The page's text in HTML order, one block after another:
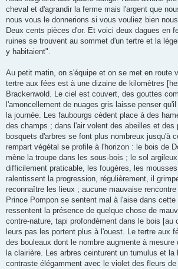
cheval et d'agrandir la ferme mais l'argent que
nous vous le donnerions si vous vouliez bien
Deux cents pièces d'or. Et voici deux dagues en
ruines se trouvent au sommet d'un tertre et la
y habitaient".
Au petit matin, on s'équipe et on se met en route
tertre aux fées est à une dizaine de kilomètres
Brackenwold. Le ciel est couvert, des gouttes
l'amoncellement de nuages gris laisse penser
la journée. Les faubourgs cèdent place à des
des champs ; dans l'air volent des abeilles et des
bosquets d'arbres se font plus nombreux jusqu'à
rempart végétal se profile à l'horizon : le bois de
mène la troupe dans les sous-bois ; le sol
difficilement praticable, les fougères, les
ralentissent la progression, régulièrement, il
reconnaître les lieux ; aucune mauvaise
Prince Pompon se sentent mal à l'aise dans
ressentent la présence de quelque chose de
contre-nature, tapi profondément dans le bois
leurs pas les portent plus à l'ouest. Le tertre aux
des bouleaux dont le nombre augmente à mesure
la clairière. Les arbres ceinturent un tumulus et la
contraste élégamment avec le violet des fleurs